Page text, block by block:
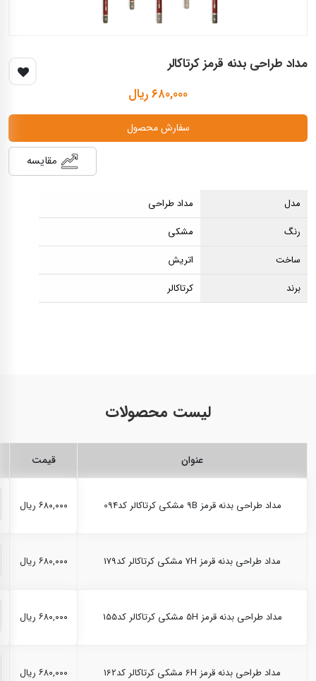
مداد طراحی بدنه قرمز کرتاکالر
۶۸۰,۰۰۰ ریال
سفارش محصول
مقایسه
مدل
مداد طراحی
رنگ
مشکی
ساخت
اتریش
برند
کرتاکالر
لیست محصولات
عنوان قیمت
مداد طراحی بدنه قرمز 9B مشکی کرتاکالر کد094 ۶۸۰,۰۰۰ ریال
مداد طراحی بدنه قرمز 7H مشکی کرتاکالر کد179 ۶۸۰,۰۰۰ ریال
مداد طراحی بدنه قرمز 5H مشکی کرتاکالر کد155 ۶۸۰,۰۰۰ ریال
مداد طراحی بدنه قرمز 6H مشکی کرتاکالر کد162 ۶۸۰,۰۰۰ ریال